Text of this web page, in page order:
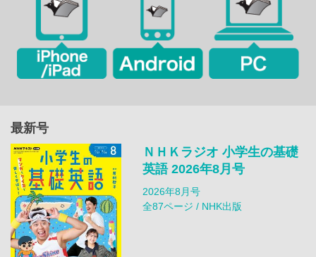
最新号
ＮＨＫラジオ 小学生の基礎
英語 2026年8月号
2026年8月号
全87ページ / NHK出版